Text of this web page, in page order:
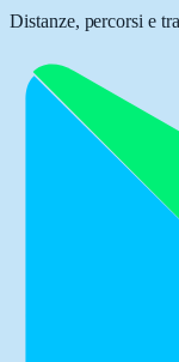
Distanze, percorsi e